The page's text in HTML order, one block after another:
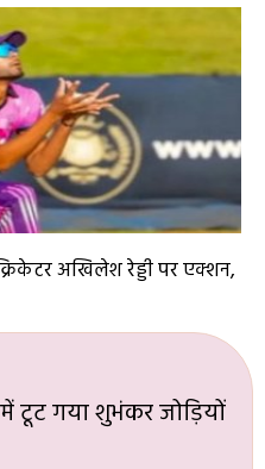
अखिलेश रेड्डी पर एक्शन,
टूट गया शुभंकर जोड़ियों